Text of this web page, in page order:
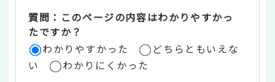
リ
ア
質問：このページの内容はわかりやすかっ
たですか？
わかりやすかった
どちらともいえな
い
わかりにくかった